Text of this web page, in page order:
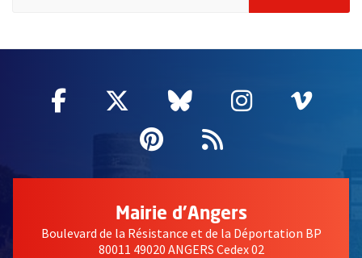
Facebook
, Ouvre une nouvelle fenêtre
Twitter
, Ouvre une nouvelle
Bluesky
, Ouvre une
Instagram
, Ouvre
,
Pinterest
, Ouvre une
Flux RSS
Mairie d'Angers
Boulevard de la Résistance et de la Déportation BP
80011 49020 ANGERS Cedex 02